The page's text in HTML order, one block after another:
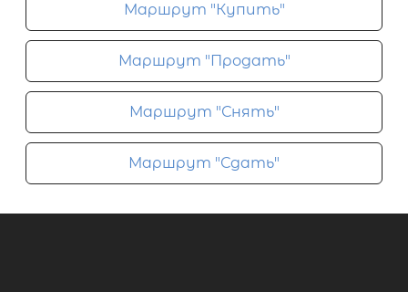
Маршрут "Купить"
Маршрут "Продать"
Маршрут "Снять"
Маршрут "Сдать"